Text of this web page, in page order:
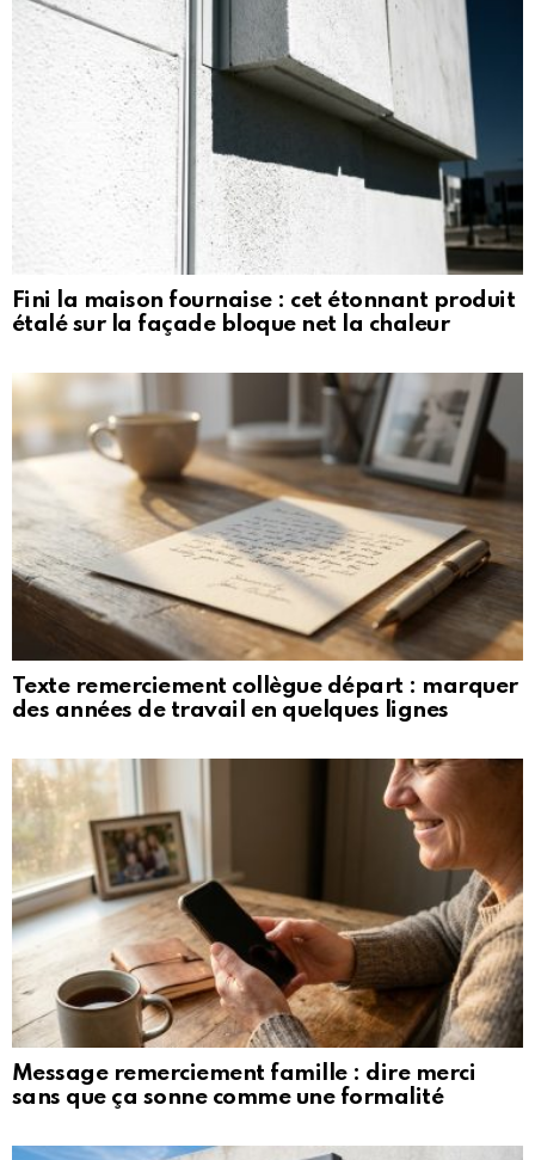
Fini la maison fournaise : cet étonnant produit
étalé sur la façade bloque net la chaleur
Texte remerciement collègue départ : marquer
des années de travail en quelques lignes
Message remerciement famille : dire merci
sans que ça sonne comme une formalité